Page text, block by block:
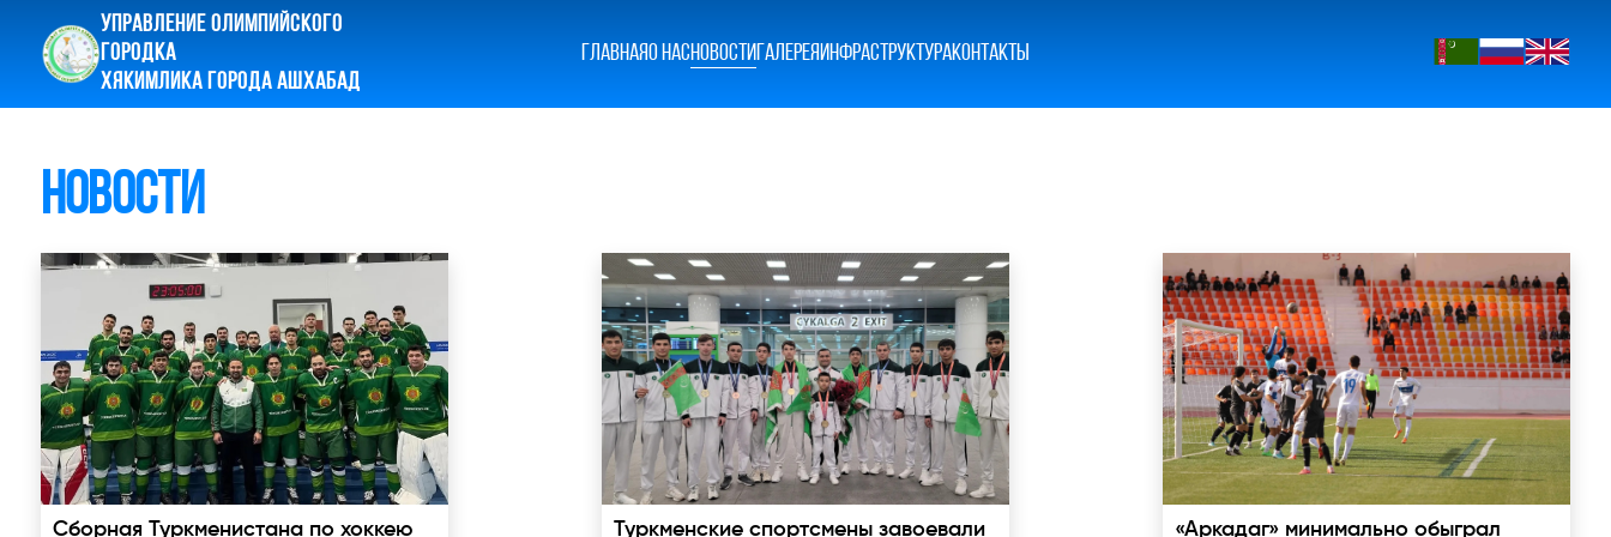
УПРАВЛЕНИЕ ОЛИМПИЙСКОГО
ГОРОДКА
ХЯКИМЛИКА ГОРОДА АШХАБАД
ГЛАВНАЯО НАСНОВОСТИГАЛЕРЕЯИНФРАСТРУКТУРАКОНТАКТЫ
Новости
Сборная Туркменистана по хоккею
Туркменские спортсмены завоевали
«Аркадаг» минимально обыграл